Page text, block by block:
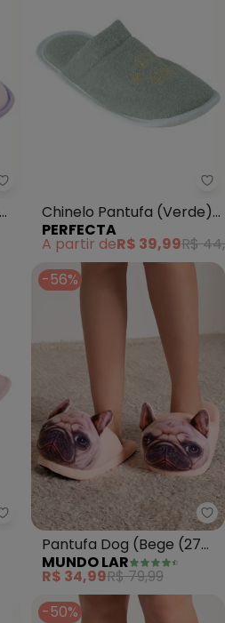
Perfecta - Chinelo Pantufa
Chinelo Pantufa (Verde)
em Atoalhado com
Bordado
PERFECTA
A partir deR$ 39,99R$
Perfecta - Chinelo Pantufa
-56%
Pantufa Dog (Bege (27
Ao 33))
MUNDO LAR
R$ 34,99R$ 79,99
-50%